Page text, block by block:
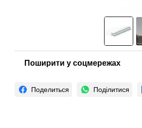
Поширити у соцмережах
Поделиться Поділитися